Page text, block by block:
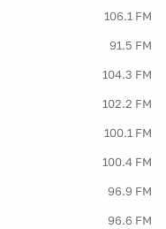
106.1 FM
91.5 FM
104.3 FM
102.2 FM
100.1 FM
100.4 FM
96.9 FM
96.6 FM